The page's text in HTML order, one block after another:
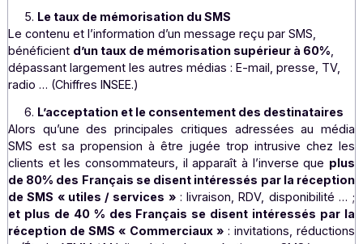
La réactivité
La limite des 160 caractères engage naturellement à
des messages concis, simples et clairs. La
rapide du message par les destinataires optimise
réactivité et les actions qui en découlent.
Le taux de mémorisation du SMS
Le contenu et l’information d’un message reçu par SMS,
bénéficient d’un taux de mémorisation supérieur à
dépassant largement les autres médias : E-mail, presse,
radio … (Chiffres INSEE.)
L’acceptation et le consentement des